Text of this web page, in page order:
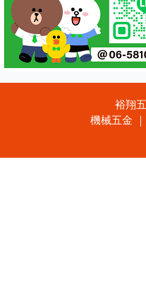
裕翔
機械五金